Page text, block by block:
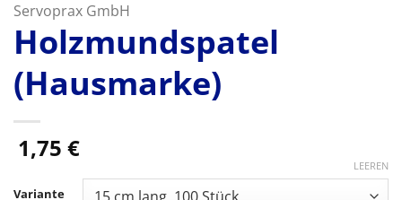
Servoprax GmbH
Holzmundspatel
(Hausmarke)
1,75 €
Variante
LEEREN